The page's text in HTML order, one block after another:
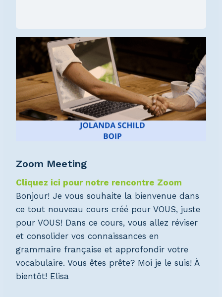
Zoom Meeting
Cliquez ici pour notre rencontre Zoom
Bonjour! Je vous souhaite la bienvenue dans
ce tout nouveau cours créé pour VOUS, juste
pour VOUS! Dans ce cours, vous allez réviser
et consolider vos connaissances en
grammaire française et approfondir votre
vocabulaire. Vous êtes prête? Moi je le suis! À
bientôt! Elisa